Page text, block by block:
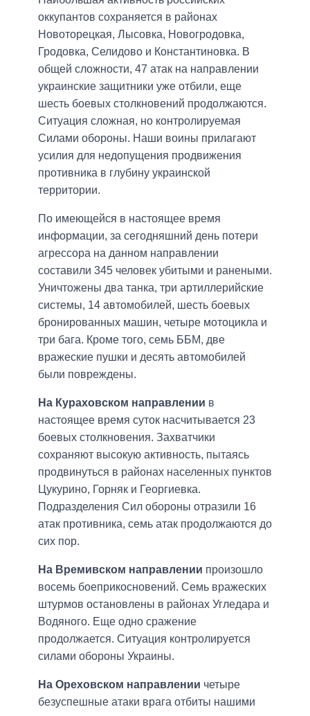
оккупантов сохраняется в районах
Новоторецкая, Лысовка, Новогродовка,
Гродовка, Селидово и Константиновка. В
общей сложности, 47 атак на направлении
украинские защитники уже отбили, еще
шесть боевых столкновений продолжаются.
Ситуация сложная, но контролируемая
Силами обороны. Наши воины прилагают
усилия для недопущения продвижения
противника в глубину украинской
территории.
По имеющейся в настоящее время
информации, за сегодняшний день потери
агрессора на данном направлении
составили 345 человек убитыми и ранеными.
Уничтожены два танка, три артиллерийские
системы, 14 автомобилей, шесть боевых
бронированных машин, четыре мотоцикла и
три бага. Кроме того, семь ББМ, две
вражеские пушки и десять автомобилей
были повреждены.
На Кураховском направлении в
настоящее время суток насчитывается 23
боевых столкновения. Захватчики
сохраняют высокую активность, пытаясь
продвинуться в районах населенных пунктов
Цукурино, Горняк и Георгиевка.
Подразделения Сил обороны отразили 16
атак противника, семь атак продолжаются до
сих пор.
На Времивском направлении произошло
восемь боеприкосновений. Семь вражеских
штурмов остановлены в районах Угледара и
Водяного. Еще одно сражение
продолжается. Ситуация контролируется
силами обороны Украины.
На Ореховском направлении четыре
безуспешные атаки врага отбиты нашими